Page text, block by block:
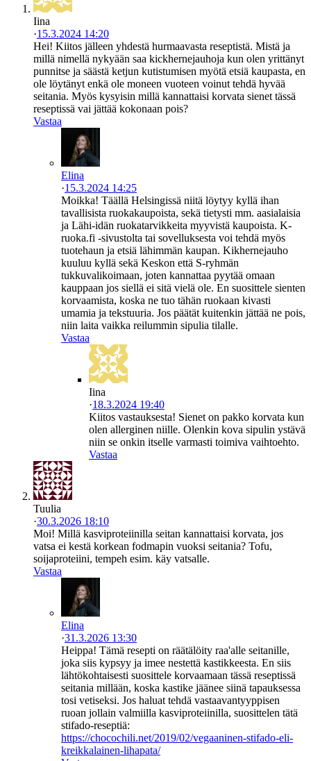
Iina
·15.3.2024 14:20
Hei! Kiitos jälleen yhdestä hurmaavasta reseptistä. Mistä ja
millä nimellä nykyään saa kickhernejauhoja kun olen yrittänyt
punnitse ja säästä ketjun kutistumisen myötä etsiä kaupasta, en
ole löytänyt enkä ole moneen vuoteen voinut tehdä hyvää
seitania. Myös kysyisin millä kannattaisi korvata sienet tässä
reseptissä vai jättää kokonaan pois?
Vastaa
Elina
·15.3.2024 14:25
Moikka! Täällä Helsingissä niitä löytyy kyllä ihan
tavallisista ruokakaupoista, sekä tietysti mm. aasialaisia
ja Lähi-idän ruokatarvikkeita myyvistä kaupoista. K-
ruoka.fi -sivustolta tai sovelluksesta voi tehdä myös
tuotehaun ja etsiä lähimmän kaupan. Kikhernejauho
kuuluu kyllä sekä Keskon että S-ryhmän
tukkuvalikoimaan, joten kannattaa pyytää omaan
kauppaan jos siellä ei sitä vielä ole. En suosittele sienten
korvaamista, koska ne tuo tähän ruokaan kivasti
umamia ja tekstuuria. Jos päätät kuitenkin jättää ne pois,
niin laita vaikka reilummin sipulia tilalle.
Vastaa
Iina
·18.3.2024 19:40
Kiitos vastauksesta! Sienet on pakko korvata kun
olen allerginen niille. Olenkin kova sipulin ystävä
niin se onkin itselle varmasti toimiva vaihtoehto.
Vastaa
Tuulia
·30.3.2026 18:10
Moi! Millä kasviproteiinilla seitan kannattaisi korvata, jos
vatsa ei kestä korkean fodmapin vuoksi seitania? Tofu,
soijaproteiini, tempeh esim. käy vatsalle.
Vastaa
Elina
·31.3.2026 13:30
Heippa! Tämä resepti on räätälöity raa'alle seitanille,
joka siis kypsyy ja imee nestettä kastikkeesta. En siis
lähtökohtaisesti suosittele korvaamaan tässä reseptissä
seitania millään, koska kastike jäänee siinä tapauksessa
tosi vetiseksi. Jos haluat tehdä vastaavantyyppisen
ruoan jollain valmiilla kasviproteiinilla, suosittelen tätä
stifado-reseptiä:
https://chocochili.net/2019/02/vegaaninen-stifado-eli-
kreikkalainen-lihapata/